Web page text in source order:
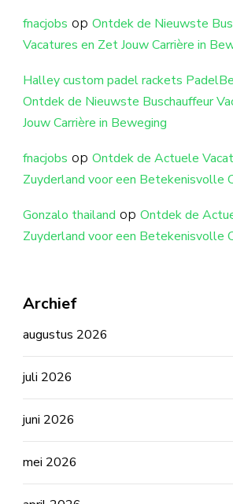
fnacjobs op Ontdek de Nieuwste
Vacatures en Zet Jouw Carrière in
Halley custom padel rackets
Ontdek de Nieuwste Buschauffeur
Jouw Carrière in Beweging
fnacjobs op Ontdek de Actuele
Zuyderland voor een Betekenisvolle
Gonzalo thailand op Ontdek de
Zuyderland voor een Betekenisvolle
Archief
augustus 2026
juli 2026
juni 2026
mei 2026